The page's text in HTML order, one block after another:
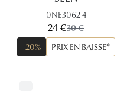
0NE3062 4
maintenant:
24 €ancien prix:
30 €
-20%
PRIX EN BAISSE*